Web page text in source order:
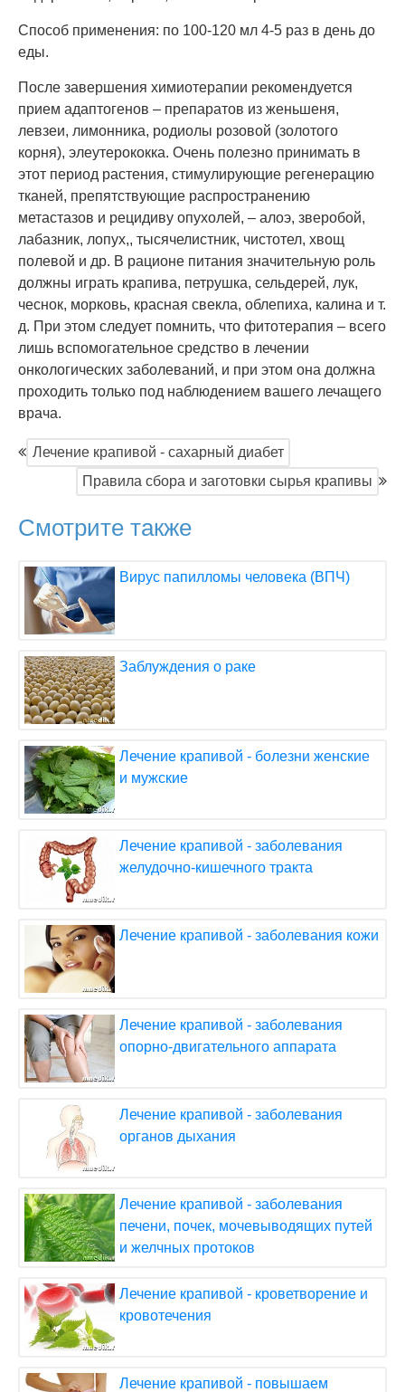
Способ применения: по 100-120 мл 4-5 раз в день до
еды.
После завершения химиотерапии рекомендуется
прием адаптогенов – препаратов из женьшеня,
левзеи, лимонника, родиолы розовой (золотого
корня), элеутерококка. Очень полезно принимать в
этот период растения, стимулирующие регенерацию
тканей, препятствующие распространению
метастазов и рецидиву опухолей, – алоэ, зверобой,
лабазник, лопух,, тысячелистник, чистотел, хвощ
полевой и др. В рационе питания значительную роль
должны играть крапива, петрушка, сельдерей, лук,
чеснок, морковь, красная свекла, облепиха, калина и т.
д. При этом следует помнить, что фитотерапия – всего
лишь вспомогательное средство в лечении
онкологических заболеваний, и при этом она должна
проходить только под наблюдением вашего лечащего
врача.
Лечение крапивой - сахарный диабет
Правила сбора и заготовки сырья крапивы
Смотрите также
Вирус папилломы человека (ВПЧ)
Заблуждения о раке
Лечение крапивой - болезни женские
и мужские
Лечение крапивой - заболевания
желудочно-кишечного тракта
Лечение крапивой - заболевания кожи
Лечение крапивой - заболевания
опорно-двигательного аппарата
Лечение крапивой - заболевания
органов дыхания
Лечение крапивой - заболевания
печени, почек, мочевыводящих путей
и желчных протоков
Лечение крапивой - кроветворение и
кровотечения
Лечение крапивой - повышаем